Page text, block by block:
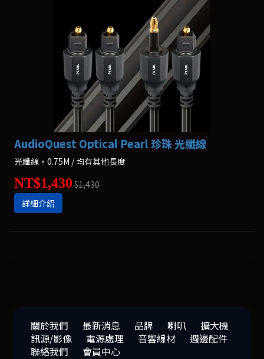
AudioQuest Optical Pearl 珍珠 光纖線
光纖線，0.75M / 均有其他長度
NT$1,430 $1,430
詳細介紹
關於我們 最新消息 品牌 喇叭
擴大機
訊源/影像
電源處理 音響線材
週邊配件
聯絡我們
會員中心